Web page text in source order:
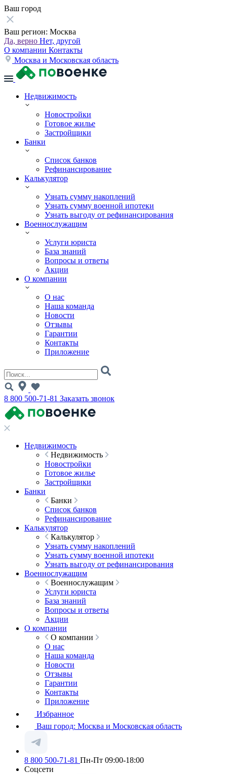
Ваш город
Ваш регион: Москва
Да, верно Нет, другой
О компании Контакты
Москва и Московская область
Недвижимость
Новостройки
Готовое жилье
Застройщики
Банки
Список банков
Рефинансирование
Калькулятор
Узнать сумму накоплений
Узнать сумму военной ипотеки
Узнать выгоду от рефинансирования
Военнослужащим
Услуги юриста
База знаний
Вопросы и ответы
Акции
О компании
О нас
Наша команда
Новости
Отзывы
Гарантии
Контакты
Приложение
8 800 500-71-81 Заказать звонок
Недвижимость
Недвижимость
Новостройки
Готовое жилье
Застройщики
Банки
Банки
Список банков
Рефинансирование
Калькулятор
Калькулятор
Узнать сумму накоплений
Узнать сумму военной ипотеки
Узнать выгоду от рефинансирования
Военнослужащим
Военнослужащим
Услуги юриста
База знаний
Вопросы и ответы
Акции
О компании
О компании
О нас
Наша команда
Новости
Отзывы
Гарантии
Контакты
Приложение
Избранное
Ваш город: Москва и Московская область
8 800 500-71-81 Пн-Пт 09:00-18:00
Соцсети